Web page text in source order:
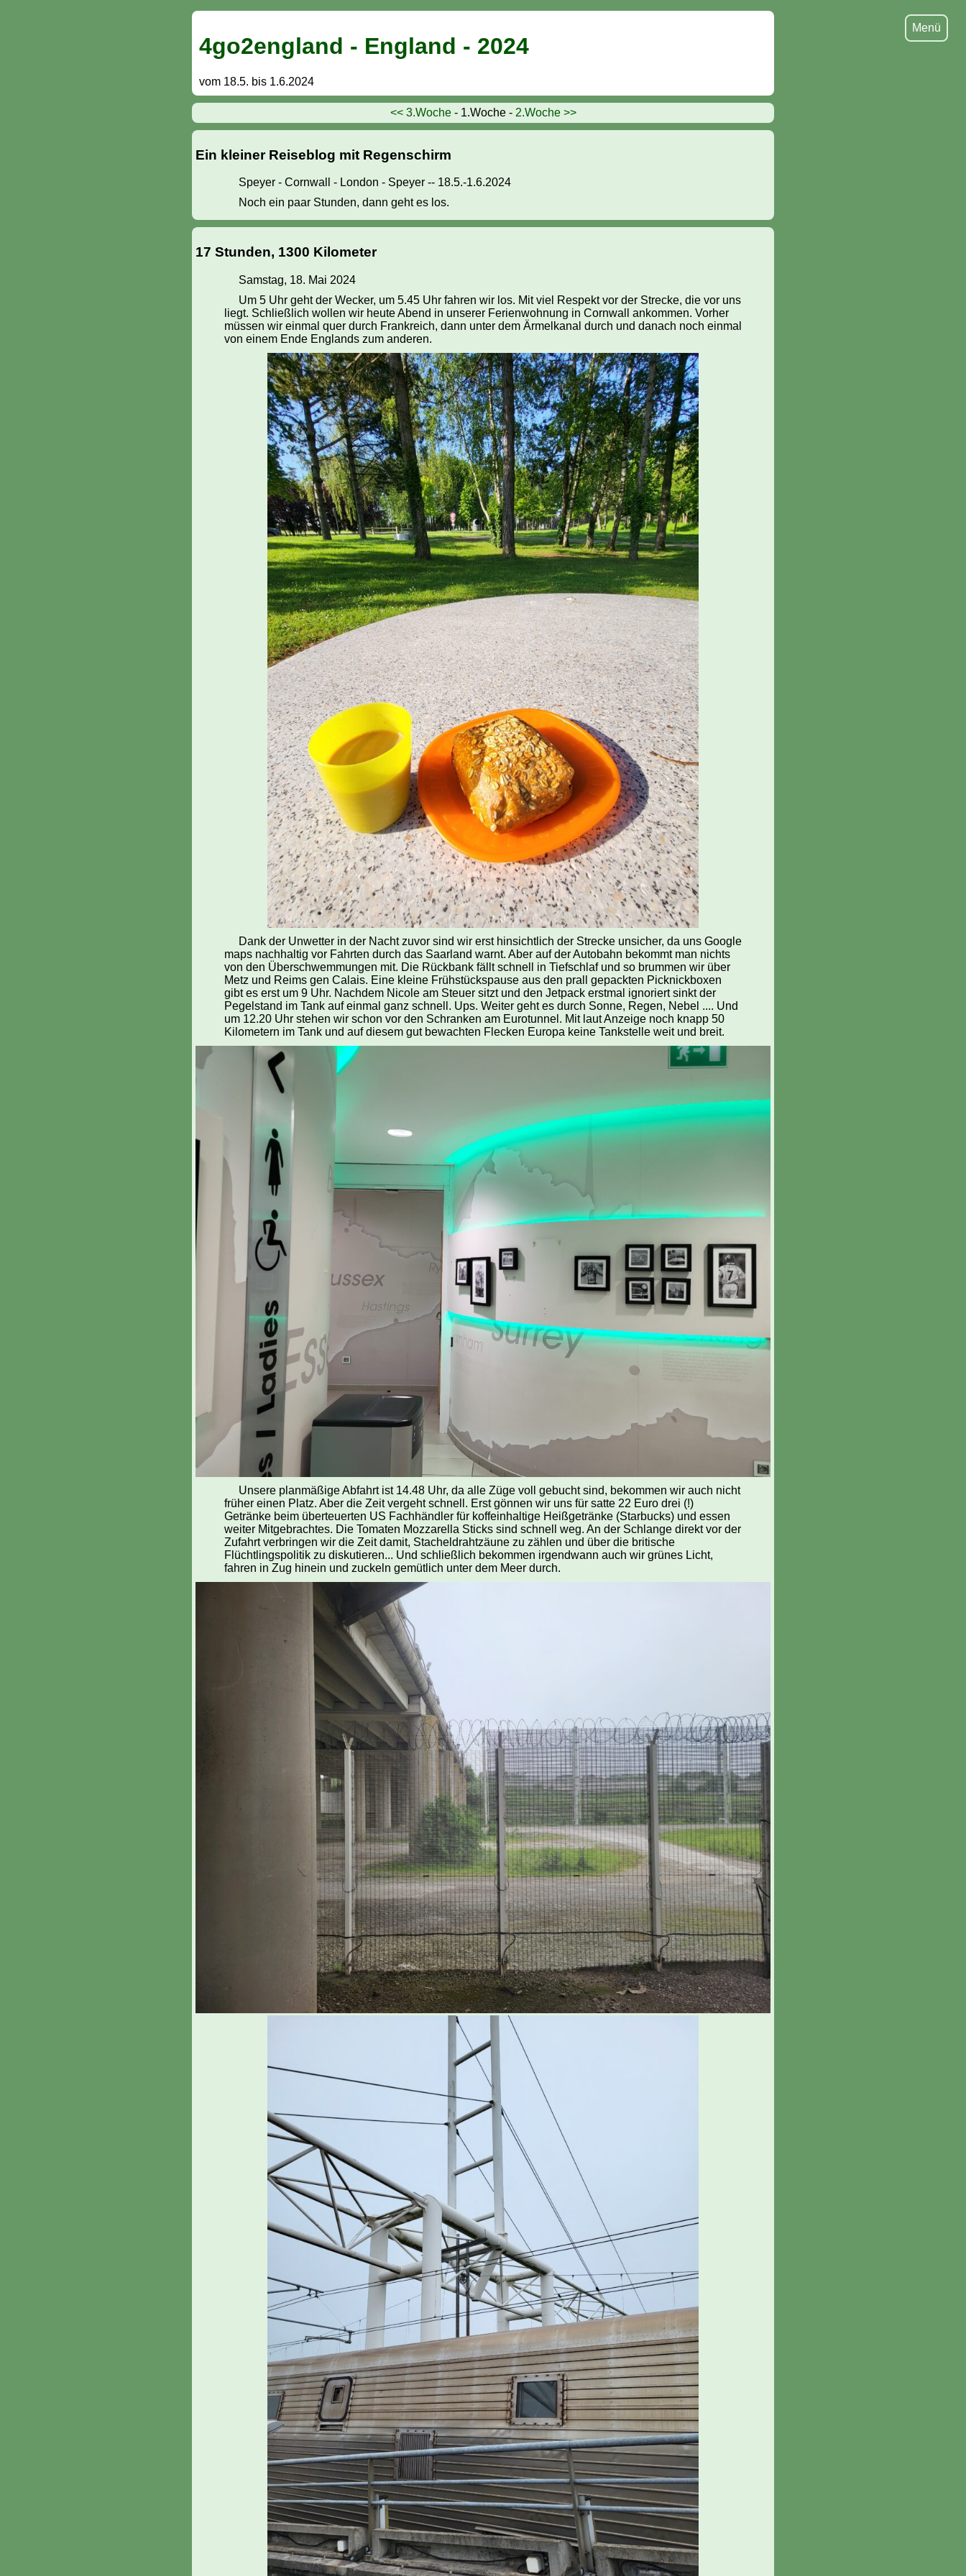
Menü
4go2england - England - 2024
vom 18.5. bis 1.6.2024
<< 3.Woche- 1.Woche - 2.Woche >>
Ein kleiner Reiseblog mit Regenschirm
Speyer - Cornwall - London - Speyer -- 18.5.-1.6.2024
Noch ein paar Stunden, dann geht es los.
17 Stunden, 1300 Kilometer
Samstag, 18. Mai 2024
Um 5 Uhr geht der Wecker, um 5.45 Uhr fahren wir los. Mit viel Respekt vor der Strecke, die vor uns
liegt. Schließlich wollen wir heute Abend in unserer Ferienwohnung in Cornwall ankommen. Vorher
müssen wir einmal quer durch Frankreich, dann unter dem Ärmelkanal durch und danach noch einmal
von einem Ende Englands zum anderen.
Dank der Unwetter in der Nacht zuvor sind wir erst hinsichtlich der Strecke unsicher, da uns Google
maps nachhaltig vor Fahrten durch das Saarland warnt. Aber auf der Autobahn bekommt man nichts
von den Überschwemmungen mit. Die Rückbank fällt schnell in Tiefschlaf und so brummen wir über
Metz und Reims gen Calais. Eine kleine Frühstückspause aus den prall gepackten Picknickboxen
gibt es erst um 9 Uhr. Nachdem Nicole am Steuer sitzt und den Jetpack erstmal ignoriert sinkt der
Pegelstand im Tank auf einmal ganz schnell. Ups. Weiter geht es durch Sonne, Regen, Nebel .... Und
um 12.20 Uhr stehen wir schon vor den Schranken am Eurotunnel. Mit laut Anzeige noch knapp 50
Kilometern im Tank und auf diesem gut bewachten Flecken Europa keine Tankstelle weit und breit.
Unsere planmäßige Abfahrt ist 14.48 Uhr, da alle Züge voll gebucht sind, bekommen wir auch nicht
früher einen Platz. Aber die Zeit vergeht schnell. Erst gönnen wir uns für satte 22 Euro drei (!)
Getränke beim überteuerten US Fachhändler für koffeinhaltige Heißgetränke (Starbucks) und essen
weiter Mitgebrachtes. Die Tomaten Mozzarella Sticks sind schnell weg. An der Schlange direkt vor der
Zufahrt verbringen wir die Zeit damit, Stacheldrahtzäune zu zählen und über die britische
Flüchtlingspolitik zu diskutieren... Und schließlich bekommen irgendwann auch wir grünes Licht,
fahren in Zug hinein und zuckeln gemütlich unter dem Meer durch.